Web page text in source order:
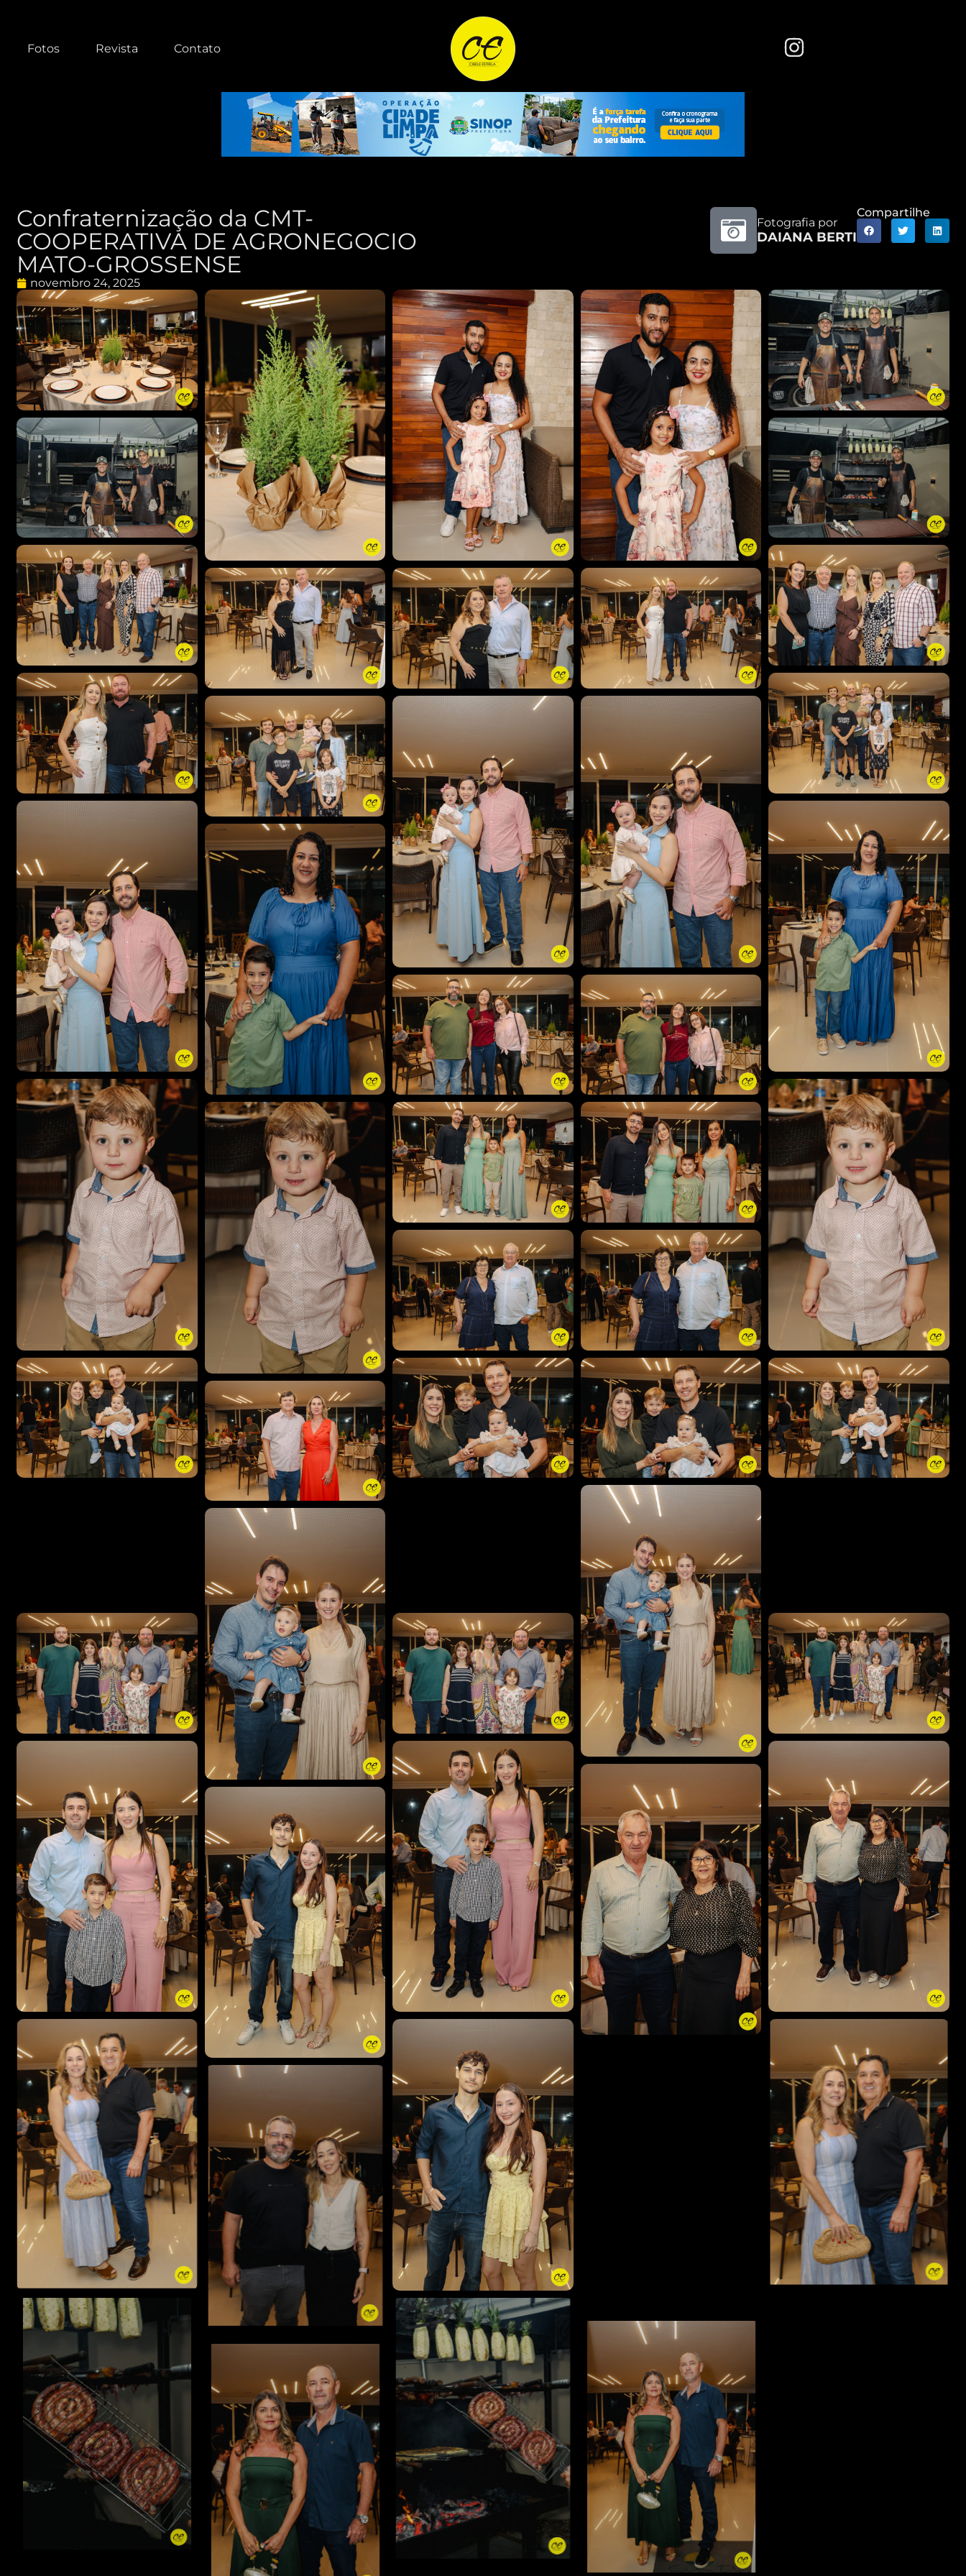
Fotos Revista Contato
Confraternização da CMT-
COOPERATIVA DE AGRONEGOCIO
MATO-GROSSENSE
novembro 24, 2025
Fotografia por
DAIANA BERTI
Compartilhe